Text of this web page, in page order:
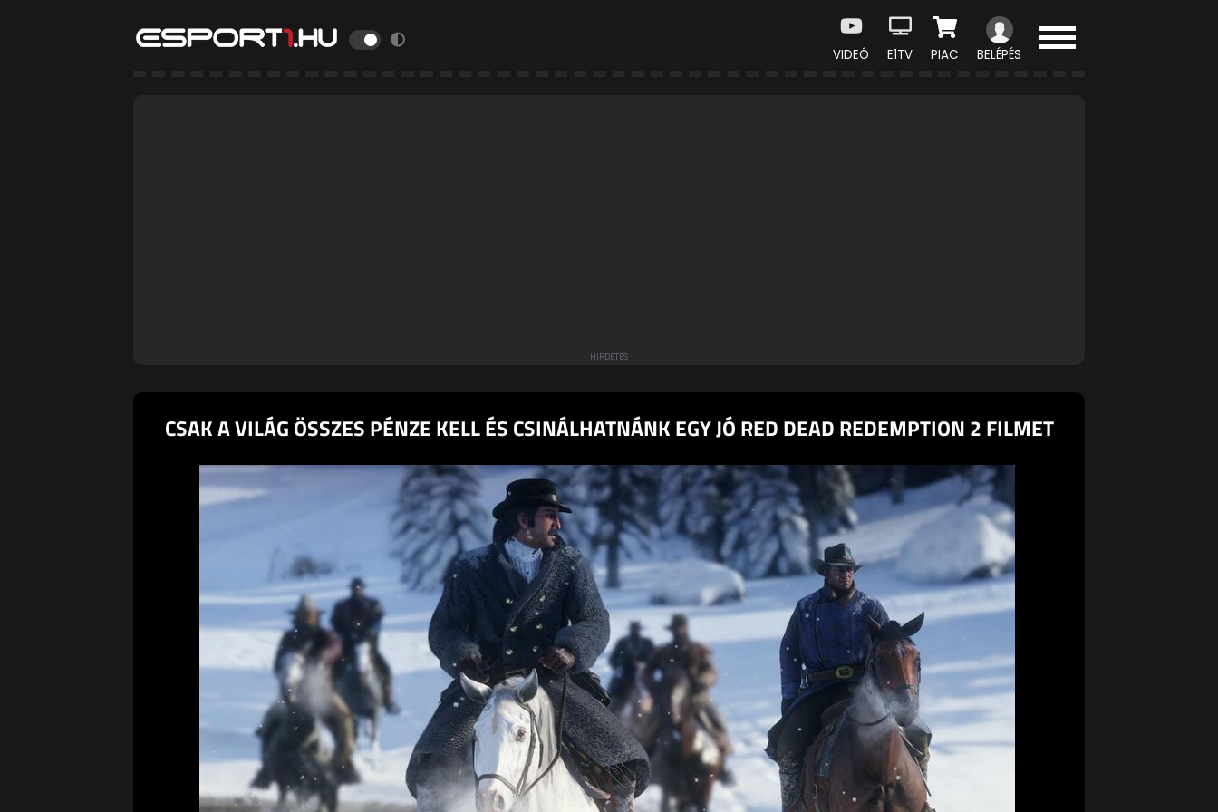
VIDEÓ E1TV PIAC BELÉPÉS
CSAK A VILÁG ÖSSZES PÉNZE KELL ÉS CSINÁLHATNÁNK EGY JÓ RED DEAD REDEMPTION 2 FILMET